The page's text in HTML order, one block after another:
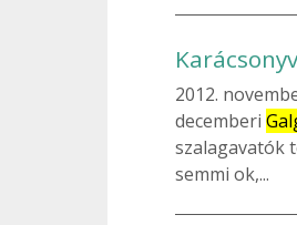
2012.
decemberi
szalagavatók
semmi ok,...